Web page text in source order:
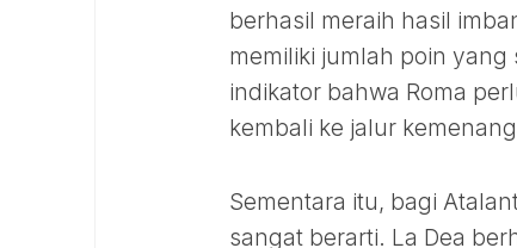
berhasil meraih hasil
memiliki jumlah poin
indikator bahwa Roma
kembali ke jalur
Sementara itu, bagi
sangat berarti. La Dea